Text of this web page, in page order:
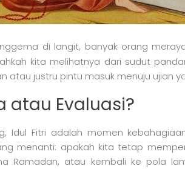
di langit, banyak orang
kita melihatnya dari sudut
atau justru pintu masuk menuju ujian
atau Evaluasi?
Idul Fitri adalah momen
menanti: apakah kita tetap
Ramadan, atau kembali ke pola